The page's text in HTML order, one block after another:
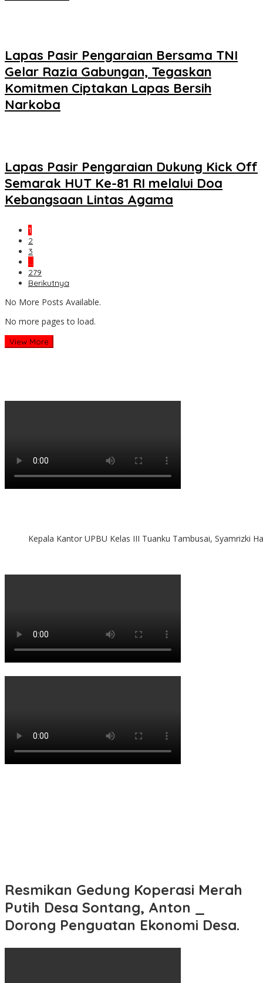
Lapas Pasir Pengaraian Bersama TNI
Gelar Razia Gabungan, Tegaskan
Komitmen Ciptakan Lapas Bersih
Narkoba
Lapas Pasir Pengaraian Dukung Kick Off
Semarak HUT Ke-81 RI melalui Doa
Kebangsaan Lintas Agama
1
2
3
…
279
Berikutnya
No More Posts Available.
No more pages to load.
View More
Kepala Kantor UPBU Kelas III Tuanku Tambusai, Syamrizki
Resmikan Gedung Koperasi Merah
Putih Desa Sontang, Anton _
Dorong Penguatan Ekonomi Desa.